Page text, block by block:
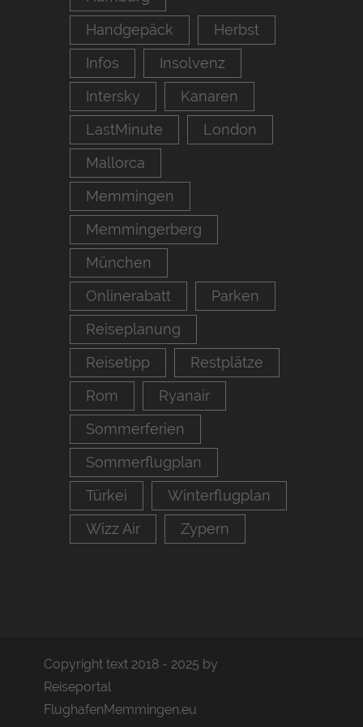
Handgepäck
Herbst
Infos
Insolvenz
Intersky
Kanaren
LastMinute
London
Mallorca
Memmingen
Memmingerberg
München
Onlinerabatt
Parken
Reiseplanung
Reisetipp
Restplätze
Rom
Ryanair
Sommerferien
Sommerflugplan
Türkei
Winterflugplan
Wizz Air
Zypern
Copyright text 2018 - 2025 by
Reiseportal
FlughafenMemmingen.eu